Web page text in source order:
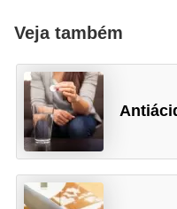
Veja também